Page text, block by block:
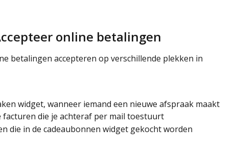
online betalingen
betalingen accepteren op verschillende plekken in
widget, wanneer iemand een nieuwe afspraak maakt
facturen die je achteraf per mail toestuurt
die in de cadeaubonnen widget gekocht worden